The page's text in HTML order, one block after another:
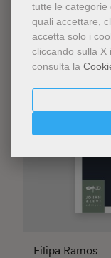
tutte le categorie
quali accettare,
accetta solo i
cliccando sulla X
consulta la
Filipa Ramos